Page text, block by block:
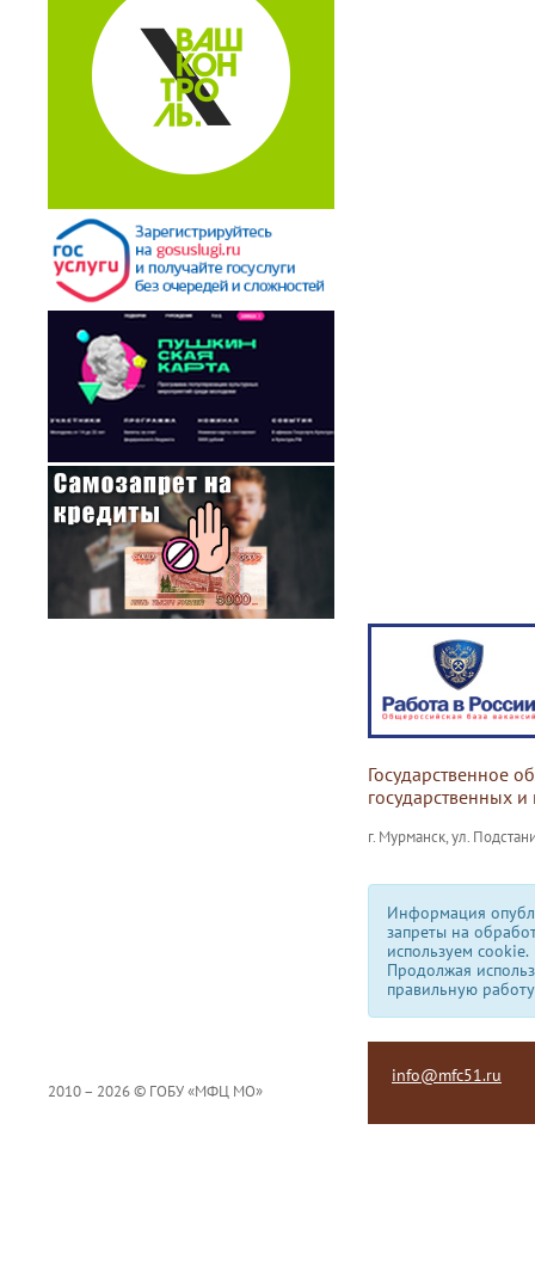
Государственное
государственных
г. Мурманск, ул.
Информация
запреты на
используем сookie.
Продолжая
правильную
2010 – 2026 © ГОБУ «МФЦ МО»
info@mfc51.ru